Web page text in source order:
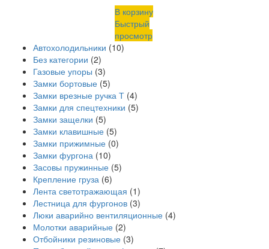
В корзину
Быстрый
просмотр
Автохолодильники (10)
Без категории (2)
Газовые упоры (3)
Замки бортовые (5)
Замки врезные ручка Т (4)
Замки для спецтехники (5)
Замки защелки (5)
Замки клавишные (5)
Замки прижимные (0)
Замки фургона (10)
Засовы пружинные (5)
Крепление груза (6)
Лента светотражающая (1)
Лестница для фургонов (3)
Люки аварийно вентиляционные (4)
Молотки аварийные (2)
Отбойники резиновые (3)